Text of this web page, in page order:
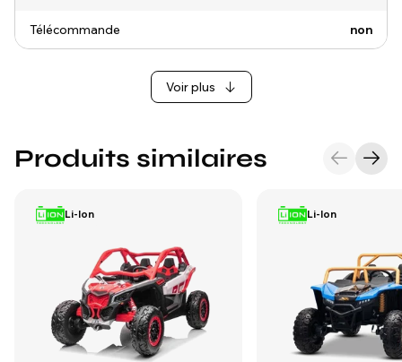
Télécommande non
Voir plus
Produits similaires
Li-Ion Li-Ion